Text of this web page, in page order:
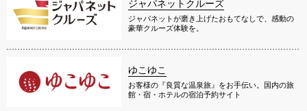
ジャパネットクルーズ
ジャパネットが磨き上げたおもてなしで、感動の
豪華クルーズ体験を。
ゆこゆこ
お客様の『良質な温泉旅』をお手伝い。国内の旅
館・宿・ホテルの宿泊予約サイト